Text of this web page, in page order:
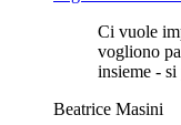
Ci vuole
vogliono
insieme - si
Beatrice Masini